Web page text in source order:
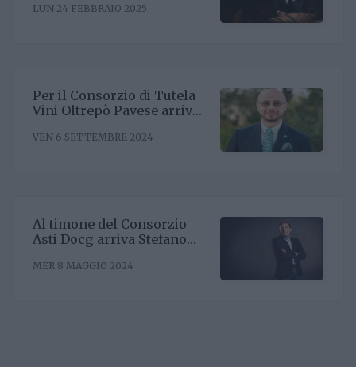
posizionamento negli Stati
LUN 24 FEBBRAIO 2025
Per il Consorzio di Tutela
Vini Oltrepò Pavese arriva
Riccardo Binda
VEN 6 SETTEMBRE 2024
Al timone del Consorzio
Asti Docg arriva Stefano
sinergia associativa e far
MER 8 MAGGIO 2024